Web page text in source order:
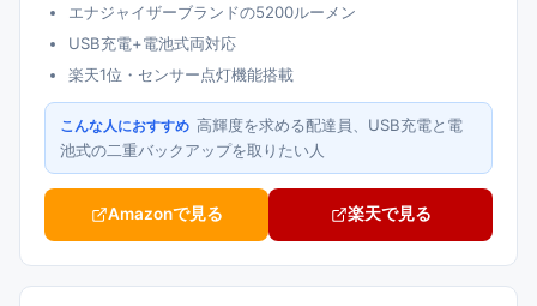
エナジャイザーブランドの5200ルーメン
USB充電+電池式両対応
楽天1位・センサー点灯機能搭載
こんな人におすすめ 高輝度を求める配達員、USB充電と電
池式の二重バックアップを取りたい人
Amazonで見る 楽天で見る